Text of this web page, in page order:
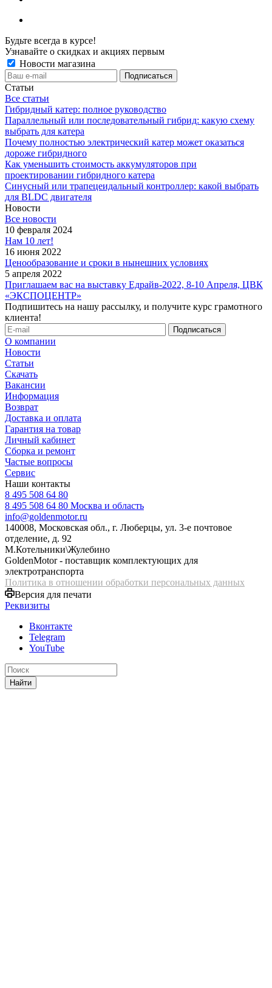
Будьте всегда в курсе!
Узнавайте о скидках и акциях первым
Новости магазина
Статьи
Все статьи
Гибридный катер: полное руководство
Параллельный или последовательный гибрид: какую схему
выбрать для катера
Почему полностью электрический катер может оказаться
дороже гибридного
Как уменьшить стоимость аккумуляторов при
проектировании гибридного катера
Синусный или трапецеидальный контроллер: какой выбрать
для BLDC двигателя
Новости
Все новости
10 февраля 2024
Нам 10 лет!
16 июня 2022
Ценообразование и сроки в нынешних условиях
5 апреля 2022
Приглашаем вас на выставку Едрайв-2022, 8-10 Апреля, ЦВК
«ЭКСПОЦЕНТР»
Подпишитесь на нашу рассылку, и получите курс грамотного
клиента!
О компании
Новости
Статьи
Скачать
Вакансии
Информация
Возврат
Доставка и оплата
Гарантия на товар
Личный кабинет
Сборка и ремонт
Частые вопросы
Сервис
Наши контакты
8 495 508 64 80
8 495 508 64 80 Москва и область
info@goldenmotor.ru
140008, Московская обл., г. Люберцы, ул. 3-е почтовое
отделение, д. 92
М.Котельники\Жулебино
GoldenMotor - поставщик комплектующих для
электротранспорта
Политика в отношении обработки персональных данных
Версия для печати
Реквизиты
Вконтакте
Telegram
YouTube
Найти